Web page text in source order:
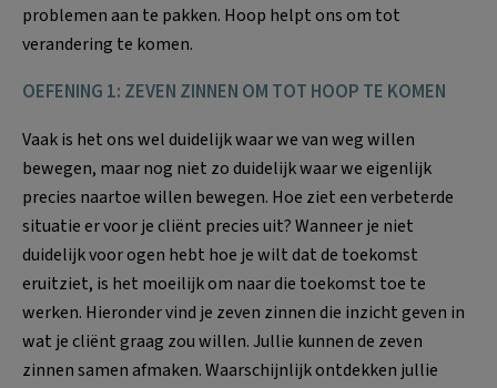
problemen aan te pakken. Hoop helpt ons om tot
verandering te komen.
OEFENING 1: ZEVEN ZINNEN OM TOT HOOP TE KOMEN
Vaak is het ons wel duidelijk waar we van weg willen
bewegen, maar nog niet zo duidelijk waar we eigenlijk
precies naartoe willen bewegen. Hoe ziet een verbeterde
situatie er voor je cliënt precies uit? Wanneer je niet
duidelijk voor ogen hebt hoe je wilt dat de toekomst
eruitziet, is het moeilijk om naar die toekomst toe te
werken. Hieronder vind je zeven zinnen die inzicht geven in
wat je cliënt graag zou willen. Jullie kunnen de zeven
zinnen samen afmaken. Waarschijnlijk ontdekken jullie